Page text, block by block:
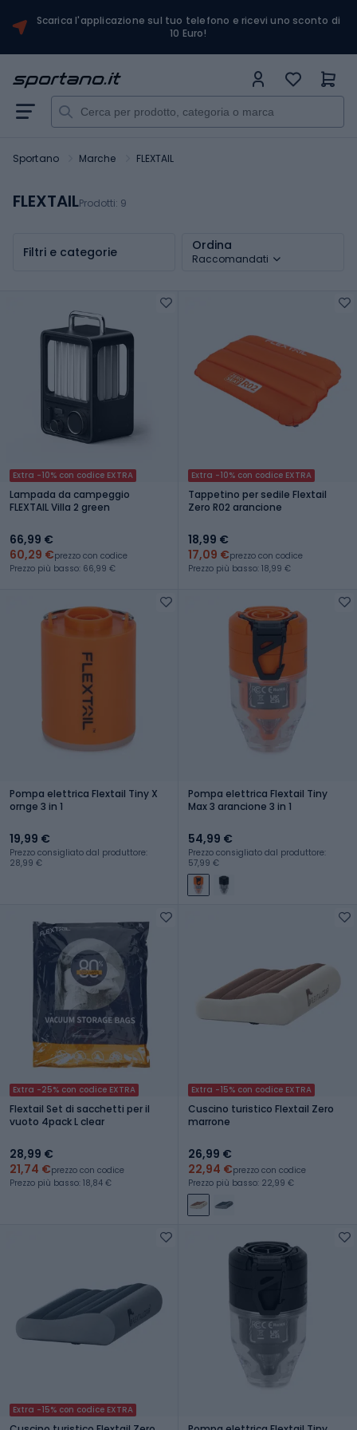
Scarica l'applicazione sul tuo telefono e ricevi uno sconto di
10 Euro!
Sportano Marche FLEXTAIL
FLEXTAILProdotti: 9
Filtri e categorie Ordina
Raccomandati
Extra -10% con codice EXTRA
Lampada da campeggio
FLEXTAIL Villa 2 green
66,99 €
60,29 €prezzo con codice
Prezzo più basso: 66,99 €
Extra -10% con codice EXTRA
Tappetino per sedile Flextail
Zero R02 arancione
18,99 €
17,09 €prezzo con codice
Prezzo più basso: 18,99 €
Pompa elettrica Flextail Tiny X
ornge 3 in 1
19,99 €
Prezzo consigliato dal produttore:
28,99 €
Pompa elettrica Flextail Tiny
Max 3 arancione 3 in 1
54,99 €
Prezzo consigliato dal produttore:
57,99 €
Extra -25% con codice EXTRA
Flextail Set di sacchetti per il
vuoto 4pack L clear
28,99 €
21,74 €prezzo con codice
Prezzo più basso: 18,84 €
Extra -15% con codice EXTRA
Cuscino turistico Flextail Zero
marrone
26,99 €
22,94 €prezzo con codice
Prezzo più basso: 22,99 €
Extra -15% con codice EXTRA